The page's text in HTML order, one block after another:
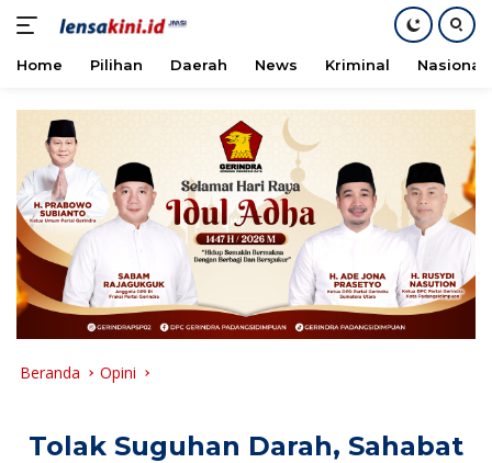
konten
Home Pilihan Daerah News Kriminal Nasional
Beranda Opini
Tolak Suguhan Darah, Sahabat